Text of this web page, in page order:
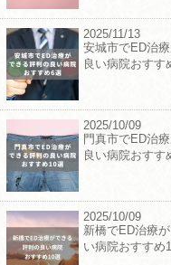
2025/11/13
安城市でED治
良い病院おすす
2025/10/09
門真市でED治
良い病院おすす
2025/10/09
新橋でED治療
い病院おすすめ